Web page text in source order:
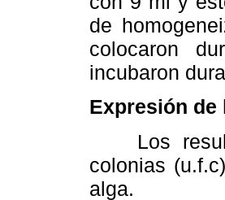
de
colocaron
incubaron
Expresión
Los
colonias
alga.